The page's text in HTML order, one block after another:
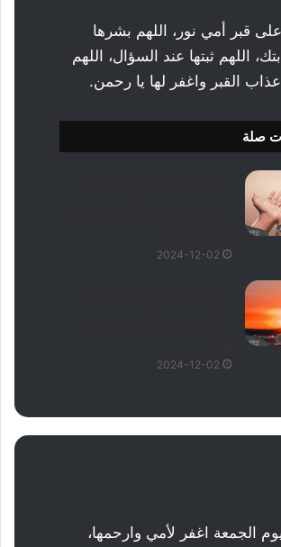
قبر أمي نور، اللهم بشرها
اللهم ثبتها عند السؤال، اللهم
القبر واغفر لها يا رحمن.
صلة
2024-12-02
2024-12-02
الجمعة اغفر لأمي وارحمها،